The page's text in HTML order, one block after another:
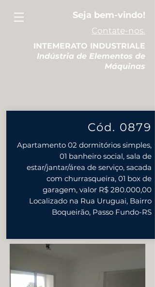
Seja bem-vindo!
Contate-nos.
INTEMERATO INDUSTRIALE
Indústria de Elementos de
Máquinas
Cód. 0879
Apartamento 02 dormitórios simples,
01 banheiro social, sala de
estar/jantar/área de serviço, sacada
com churrasqueira, 01 box de
garagem, valor R$ 280.000,00
Localizado na Rua Uruguai, Bairro
Boqueirão, Passo Fundo-RS